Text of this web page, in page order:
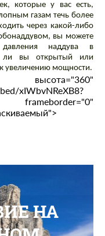
которые у вас есть,
газам течь более
через какой-либо
вы можете
наддува в
ли вы открытый или
увеличению мощности.
xIWbvNReXB8?
НА